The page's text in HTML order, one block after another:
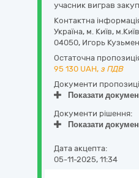
учасник виграв
Контактна
Україна, м. Київ,
04050, Игорь
Остаточна
95 130 UAH, з ПДВ
Документи
Показати
Документи рішення:
Показати
Дата акцепта:
05-11-2025, 11:34